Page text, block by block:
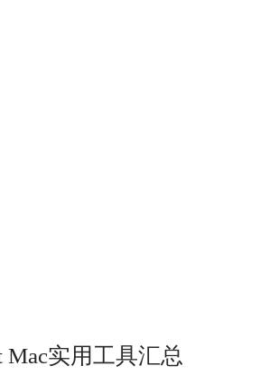
Mac实用工具汇总